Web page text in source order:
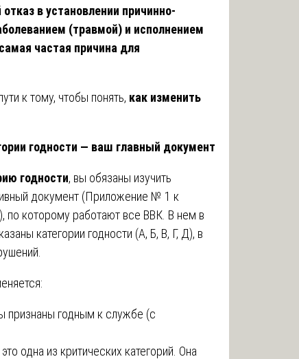
в установлении причинно-
(травмой) и исполнением
частая причина для
к тому, чтобы понять, как изменить
годности — ваш главный документ
годности, вы обязаны изучить
документ (Приложение № 1 к
по которому работают все ВВК. В нем в
категории годности (А, Б, В, Г, Д), в
признаны годным к службе (с
одна из критических категорий. Она